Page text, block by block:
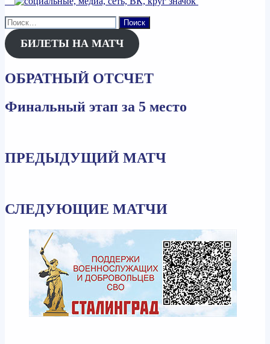
Найти:
БИЛЕТЫ НА МАТЧ
ОБРАТНЫЙ ОТСЧЕТ
Финальный этап за 5 место
ПРЕДЫДУЩИЙ МАТЧ
СЛЕДУЮЩИЕ МАТЧИ